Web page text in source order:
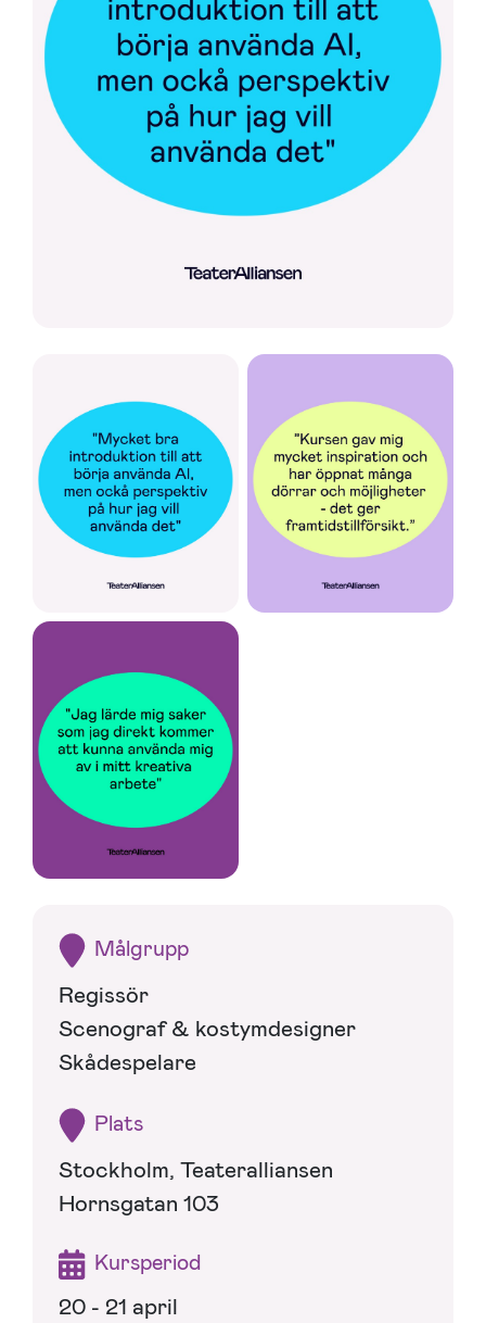
Målgrupp
Regissör
Scenograf & kostymdesigner
Skådespelare
Plats
Stockholm, Teateralliansen
Hornsgatan 103
Kursperiod
20 - 21 april